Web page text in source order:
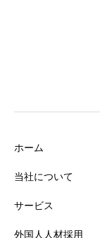
ホーム
当社について
サービス
外国人人材採用